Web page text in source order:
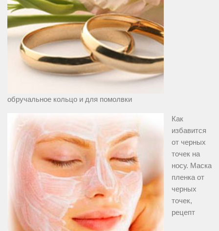
обручальное кольцо и для помолвки
Как
избавится
от черных
точек на
носу. Маска
пленка от
черных
точек,
рецепт